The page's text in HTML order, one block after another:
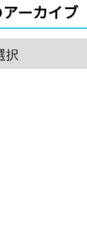
ーカイブ